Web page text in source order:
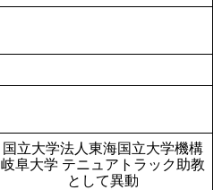
国立大学法人東海国立大学機構
岐阜大学 テニュアトラック助教
として異動